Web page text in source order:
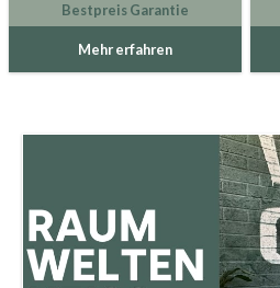
Bestpreis Garantie
Mehr erfahren